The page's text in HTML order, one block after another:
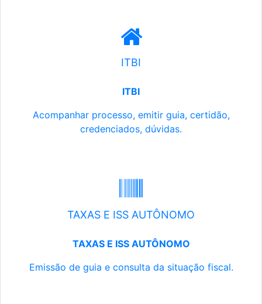
ITBI
ITBI
Acompanhar processo, emitir guia, certidão,
credenciados, dúvidas.
TAXAS E ISS AUTÔNOMO
TAXAS E ISS AUTÔNOMO
Emissão de guia e consulta da situação fiscal.